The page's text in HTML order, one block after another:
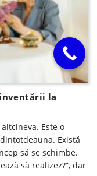
la
Este o
Există
să se schimbe.
să realizez?”, dar